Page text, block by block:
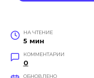
НА ЧТЕНИЕ
5 мин
КОММЕНТАРИИ
0
ОБНОВЛЕНО